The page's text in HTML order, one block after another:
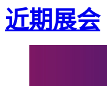
近期展会